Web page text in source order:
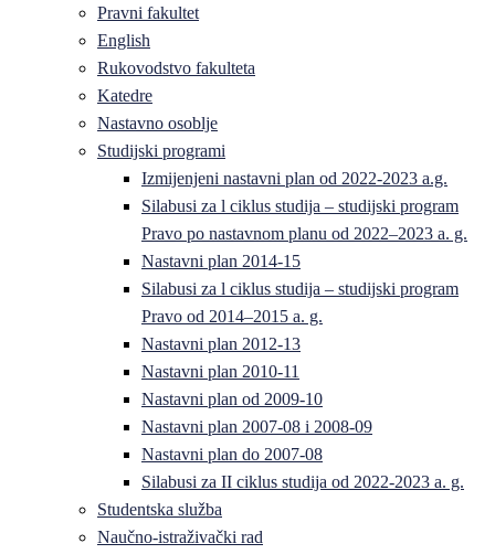
Pravni fakultet
English
Rukovodstvo fakulteta
Katedre
Nastavno osoblje
Studijski programi
Izmijenjeni nastavni plan od 2022-2023 a.g.
Silabusi za l ciklus studija – studijski program
Pravo po nastavnom planu od 2022–2023 a. g.
Nastavni plan 2014-15
Silabusi za l ciklus studija – studijski program
Pravo od 2014–2015 a. g.
Nastavni plan 2012-13
Nastavni plan 2010-11
Nastavni plan od 2009-10
Nastavni plan 2007-08 i 2008-09
Nastavni plan do 2007-08
Silabusi za II ciklus studija od 2022-2023 a. g.
Studentska služba
Naučno-istraživački rad